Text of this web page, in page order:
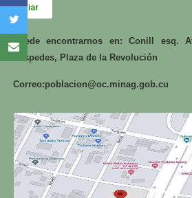
Enviar
Puede encontrarnos en: Conill esq.
Céspedes, Plaza de la Revolución
Correo:poblacion@oc.minag.gob.cu